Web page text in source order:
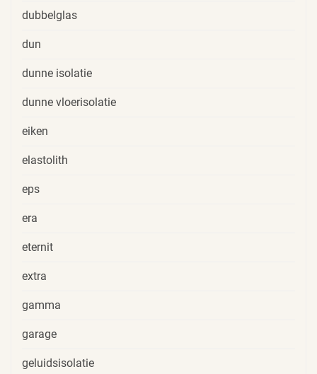
dubbelglas
dun
dunne isolatie
dunne vloerisolatie
eiken
elastolith
eps
era
eternit
extra
gamma
garage
geluidsisolatie